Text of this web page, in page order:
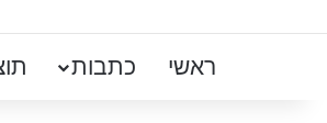
ראשי כתבות